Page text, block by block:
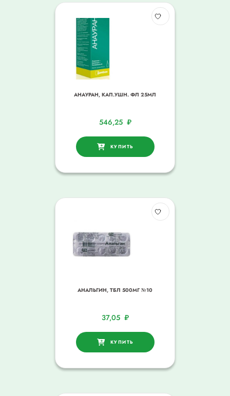
АНАУРАН, КАП.УШН. ФЛ 25МЛ
546,25 ₽
КУПИТЬ
АНАЛЬГИН, ТБЛ 500МГ №10
37,05 ₽
КУПИТЬ